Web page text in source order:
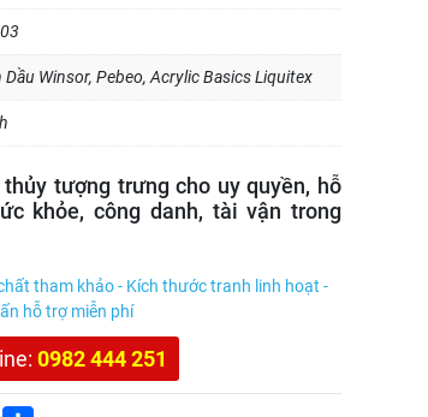
Dầu Winsor, Pebeo, Acrylic Basics Liquitex
tượng trưng cho uy quyền, hỗ
khỏe, công danh, tài vận trong
tham khảo - Kích thước tranh linh hoạt -
hỗ trợ miễn phí
0982 444 251